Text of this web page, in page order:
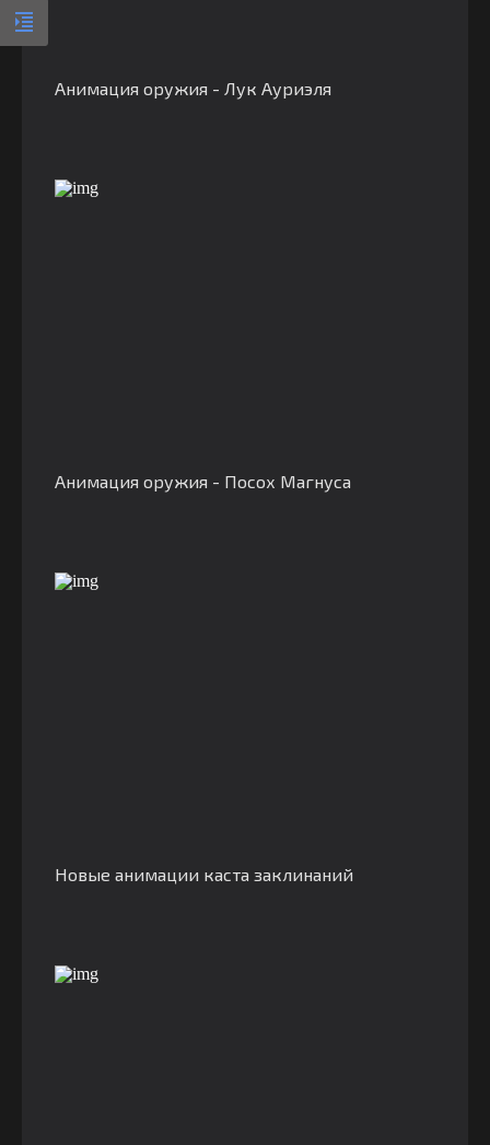
Анимация оружия - Лук Ауриэля
Анимация оружия - Посох Магнуса
Новые анимации каста заклинаний